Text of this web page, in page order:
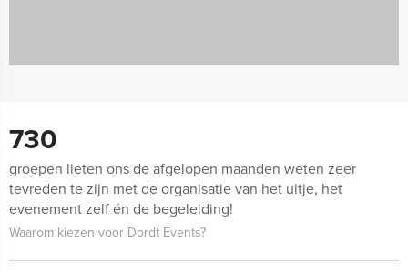
730
groepen lieten ons de afgelopen maanden weten zeer
tevreden te zijn met de organisatie van het uitje, het
evenement zelf én de begeleiding!
Waarom kiezen voor Dordt Events?